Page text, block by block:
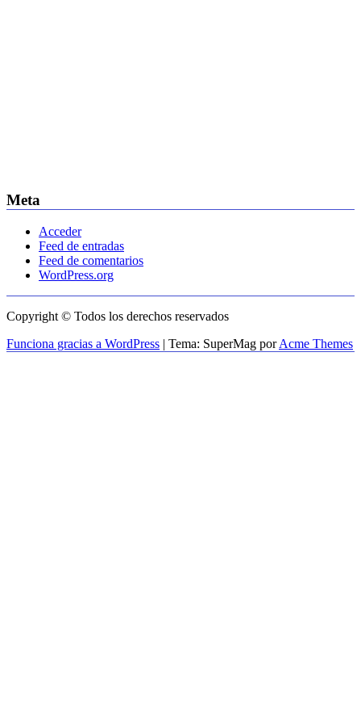
Meta
Acceder
Feed de entradas
Feed de comentarios
WordPress.org
Copyright © Todos los derechos reservados
Funciona gracias a WordPress | Tema: SuperMag porAcme Themes